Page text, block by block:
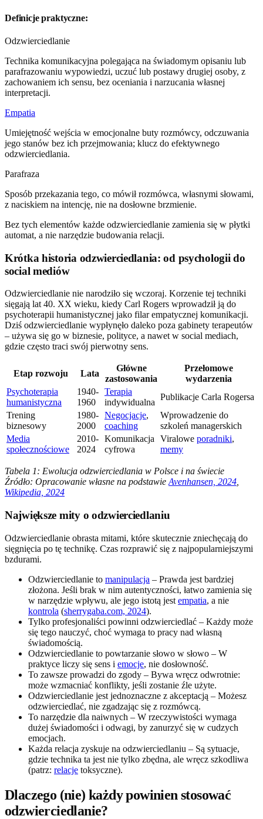
Definicje praktyczne:
Odzwierciedlanie
Technika komunikacyjna polegająca na świadomym opisaniu lub
parafrazowaniu wypowiedzi, uczuć lub postawy drugiej osoby, z
zachowaniem ich sensu, bez oceniania i narzucania własnej
interpretacji.
Empatia
Umiejętność wejścia w emocjonalne buty rozmówcy, odczuwania
jego stanów bez ich przejmowania; klucz do efektywnego
odzwierciedlania.
Parafraza
Sposób przekazania tego, co mówił rozmówca, własnymi słowami,
z naciskiem na intencję, nie na dosłowne brzmienie.
Bez tych elementów każde odzwierciedlanie zamienia się w płytki
automat, a nie narzędzie budowania relacji.
Krótka historia odzwierciedlania: od psychologii do
social mediów
Odzwierciedlanie nie narodziło się wczoraj. Korzenie tej techniki
sięgają lat 40. XX wieku, kiedy Carl Rogers wprowadził ją do
psychoterapii humanistycznej jako filar empatycznej komunikacji.
Dziś odzwierciedlanie wypłynęło daleko poza gabinety terapeutów
– używa się go w biznesie, polityce, a nawet w social mediach,
gdzie często traci swój pierwotny sens.
Etap rozwoju Lata
Główne
zastosowania
Przełomowe
wydarzenia
Psychoterapia
humanistyczna
1940-
1960
Terapia
indywidualna
Publikacje Carla Rogersa
Trening
biznesowy
1980-
2000
Negocjacje,
coaching
Wprowadzenie do
szkoleń managerskich
Media
społecznościowe
2010-
2024
Komunikacja
cyfrowa
Viralowe poradniki,
memy
Tabela 1: Ewolucja odzwierciedlania w Polsce i na świecie
Źródło: Opracowanie własne na podstawie Avenhansen, 2024
Wikipedia, 2024
Największe mity o odzwierciedlaniu
Odzwierciedlanie obrasta mitami, które skutecznie zniechęcają do
sięgnięcia po tę technikę. Czas rozprawić się z najpopularniejszymi
bzdurami.
Odzwierciedlanie to manipulacja – Prawda jest bardziej
złożona. Jeśli brak w nim autentyczności, łatwo zamienia się
w narzędzie wpływu, ale jego istotą jest empatia, a nie
kontrola (sherrygaba.com, 2024).
Tylko profesjonaliści powinni odzwierciedlać – Każdy może
się tego nauczyć, choć wymaga to pracy nad własną
świadomością.
Odzwierciedlanie to powtarzanie słowo w słowo – W
praktyce liczy się sens i emocje, nie dosłowność.
To zawsze prowadzi do zgody – Bywa wręcz odwrotnie:
może wzmacniać konflikty, jeśli zostanie źle użyte.
Odzwierciedlanie jest jednoznaczne z akceptacją – Możesz
odzwierciedlać, nie zgadzając się z rozmówcą.
To narzędzie dla naiwnych – W rzeczywistości wymaga
dużej świadomości i odwagi, by zanurzyć się w cudzych
emocjach.
Każda relacja zyskuje na odzwierciedlaniu – Są sytuacje,
gdzie technika ta jest nie tylko zbędna, ale wręcz szkodliwa
(patrz: relacje toksyczne).
Dlaczego (nie) każdy powinien stosować
odzwierciedlanie?